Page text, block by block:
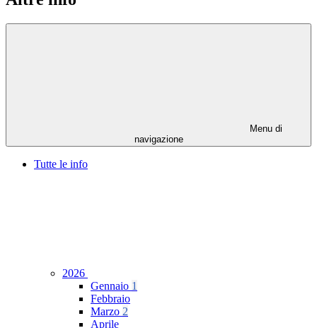
Menu di
navigazione
Tutte le info
2026
Gennaio 1
Febbraio
Marzo 2
Aprile